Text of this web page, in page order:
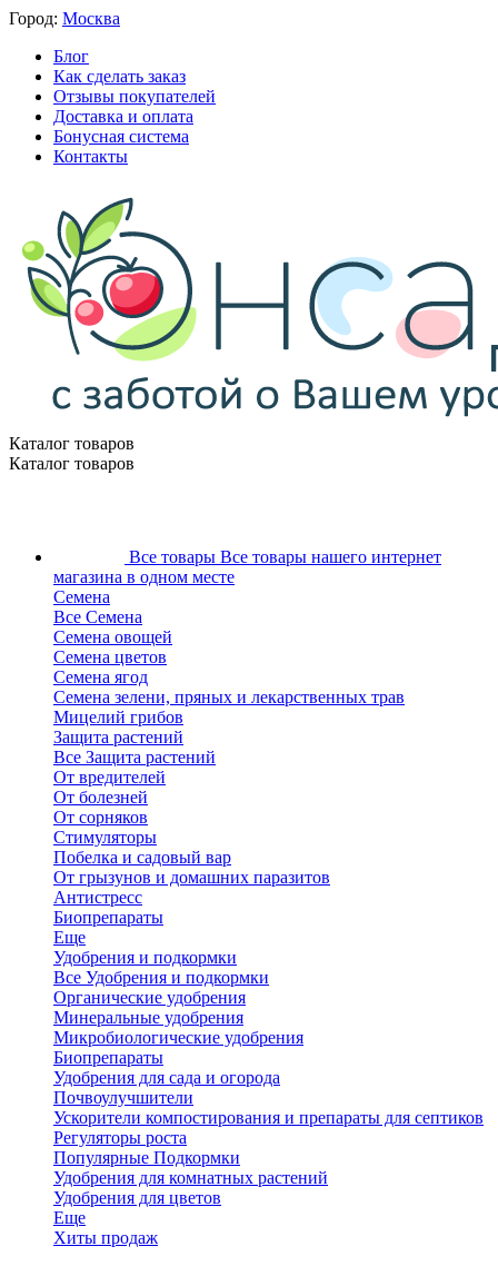
Город: Москва
Блог
Как сделать заказ
Отзывы покупателей
Доставка и оплата
Бонусная система
Контакты
Каталог товаров
Каталог товаров
Все товары Все товары нашего интернет
магазина в одном месте
Семена
Все Семена
Семена овощей
Семена цветов
Семена ягод
Семена зелени, пряных и лекарственных трав
Мицелий грибов
Защита растений
Все Защита растений
От вредителей
От болезней
От сорняков
Стимуляторы
Побелка и садовый вар
От грызунов и домашних паразитов
Антистресс
Биопрепараты
Еще
Удобрения и подкормки
Все Удобрения и подкормки
Органические удобрения
Минеральные удобрения
Микробиологические удобрения
Биопрепараты
Удобрения для сада и огорода
Почвоулучшители
Ускорители компостирования и препараты для септиков
Регуляторы роста
Популярные Подкормки
Удобрения для комнатных растений
Удобрения для цветов
Еще
Хиты продаж